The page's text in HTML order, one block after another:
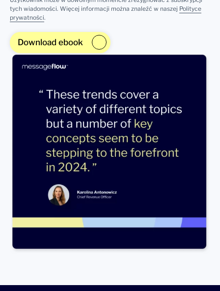
tych wiadomości. Więcej informacji można znaleźć w naszej Polityce
prywatności.
Download ebook